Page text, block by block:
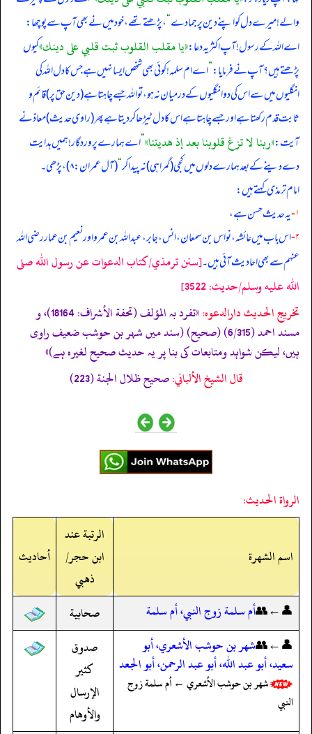
والے! میرے دل کو اپنے دین پر جما دے“، پڑھتے تھے، خود میں نے بھی آپ سے پوچھا:
اے اللہ کے رسول! آپ اکثر یہ دعا:«يا مقلب القلوب ثبت قلبي على دينك»کیوں
پڑھتے ہیں؟ آپ نے فرمایا:”اے ام سلمہ! کوئی بھی شخص ایسا نہیں ہے جس کا دل اللہ کی
انگلیوں میں سے اس کی دو انگلیوں کے درمیان نہ ہو، تو اللہ جسے چاہتا ہے (دین حق پر) قائم و
ثابت قدم رکھتا ہے اور جسے چاہتا ہے اس کا دل ٹیڑھا کر دیتا ہے پھر (راوی حدیث) معاذ نے
آیت:«ربنا لا تزغ قلوبنا بعد إذ هديتنا»”اے ہمارے پروردگار! ہمیں ہدایت
دے دینے کے بعد ہمارے دلوں میں کجی (گمراہی) نہ پیدا کر“(آل عمران: ۸)، پڑھی۔
امام ترمذی کہتے ہیں:
۱- یہ حدیث حسن ہے،
۲- اس باب میں عائشہ، نواس بن سمعان، انس، جابر، عبداللہ بن عمرو اور نعیم بن عمار رضی الله
عنہم سے بھی احادیث آئی ہیں۔[سنن ترمذي/كتاب الدعوات عن رسول الله صلى
الله عليه وسلم/حدیث: 3522]
تخریج الحدیث دارالدعوہ:
«تفرد بہ المؤلف (تحفة الأشراف: 18164)، و
مسند احمد (6/315) (صحیح) (سند میں شہر بن حوشب ضعیف راوی
ہیں، لیکن شواہد ومتابعات کی بنا پر یہ حدیث صحیح لغیرہ ہے)»
قال الشيخ الألباني:صحيح ظلال الجنة (223)
الرواة الحديث:
اسم الشهرة
الرتبة عند
ابن حجر/
ذهبي
أحاديث
👤←👥أم سلمة زوج النبي، أم سلمة
صحابية
👤←👥شهر بن حوشب الأشعري، أبو
سعيد، أبو عبد الله، أبو عبد الرحمن، أبو الجعد
شهر بن حوشب الأشعري ← أم سلمة زوج
النبي
صدوق
كثير
الإرسال
والأوهام